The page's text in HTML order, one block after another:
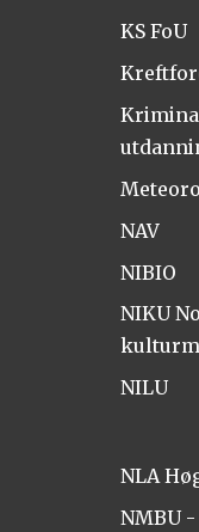
KS FoU
NAV
NIBIO
NIKU
NILU
NLA
NMBU